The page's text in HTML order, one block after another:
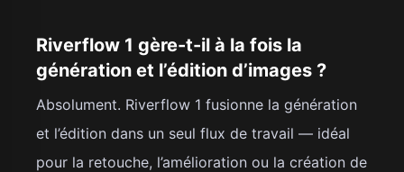
Riverflow 1 gère-t-il à la fois la
génération et l’édition d’images ?
Absolument. Riverflow 1 fusionne la génération
et l’édition dans un seul flux de travail — idéal
pour la retouche, l’amélioration ou la création de